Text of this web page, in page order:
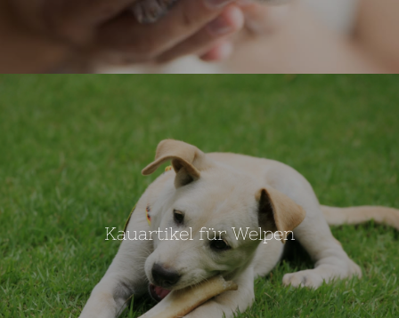
Kauartikel für Welpen